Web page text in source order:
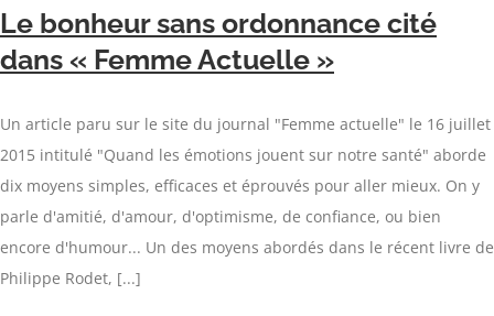
Le bonheur sans ordonnance cité
dans « Femme Actuelle »
Un article paru sur le site du journal "Femme actuelle" le 16 juillet
2015 intitulé "Quand les émotions jouent sur notre santé" aborde
dix moyens simples, efficaces et éprouvés pour aller mieux. On y
parle d'amitié, d'amour, d'optimisme, de confiance, ou bien
encore d'humour... Un des moyens abordés dans le récent livre de
Philippe Rodet, [...]